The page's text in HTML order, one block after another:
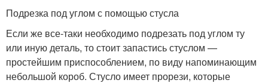
Подрезка под углом с помощью стусла
Если же все-таки необходимо подрезать под углом ту
или иную деталь, то стоит запастись стуслом —
простейшим приспособлением, по виду напоминающим
небольшой короб. Стусло имеет прорези, которые